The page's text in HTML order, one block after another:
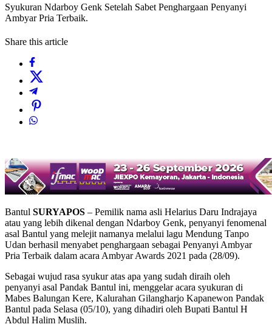
Syukuran Ndarboy Genk Setelah Sabet Penghargaan Penyanyi
Ambyar Pria Terbaik.
Share this article
Bantul SURYAPOS – Pemilik nama asli Helarius Daru Indrajaya
atau yang lebih dikenal dengan Ndarboy Genk, penyanyi fenomenal
asal Bantul yang melejit namanya melalui lagu Mendung Tanpo
Udan berhasil menyabet penghargaan sebagai Penyanyi Ambyar
Pria Terbaik dalam acara Ambyar Awards 2021 pada (28/09).
Sebagai wujud rasa syukur atas apa yang sudah diraih oleh
penyanyi asal Pandak Bantul ini, menggelar acara syukuran di
Mabes Balungan Kere, Kalurahan Gilangharjo Kapanewon Pandak
Bantul pada Selasa (05/10), yang dihadiri oleh Bupati Bantul H
Abdul Halim Muslih.